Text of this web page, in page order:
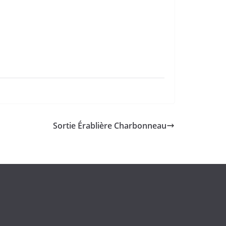
Sortie Érablière Charbonneau